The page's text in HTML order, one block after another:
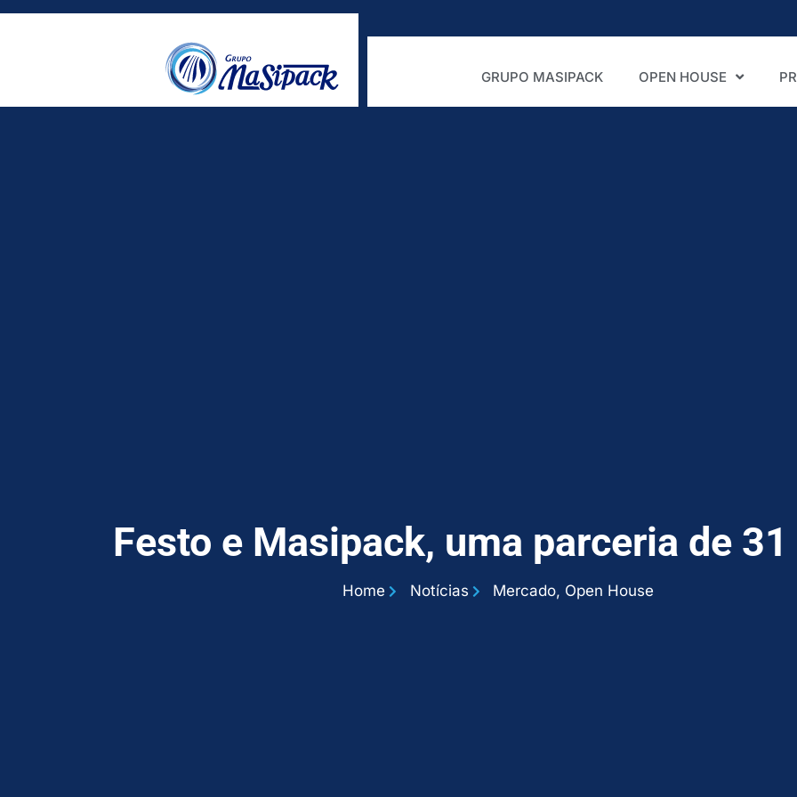
GRUPO MASIPACK OPEN HOUSE
Festo e Masipack, uma parceria de
Home Notícias Mercado, Open House